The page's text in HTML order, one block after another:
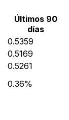
Últimos 90
días
0.5359
0.5169
0.5261
0.36%